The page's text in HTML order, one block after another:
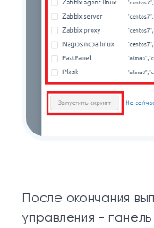
После окончания
управления -